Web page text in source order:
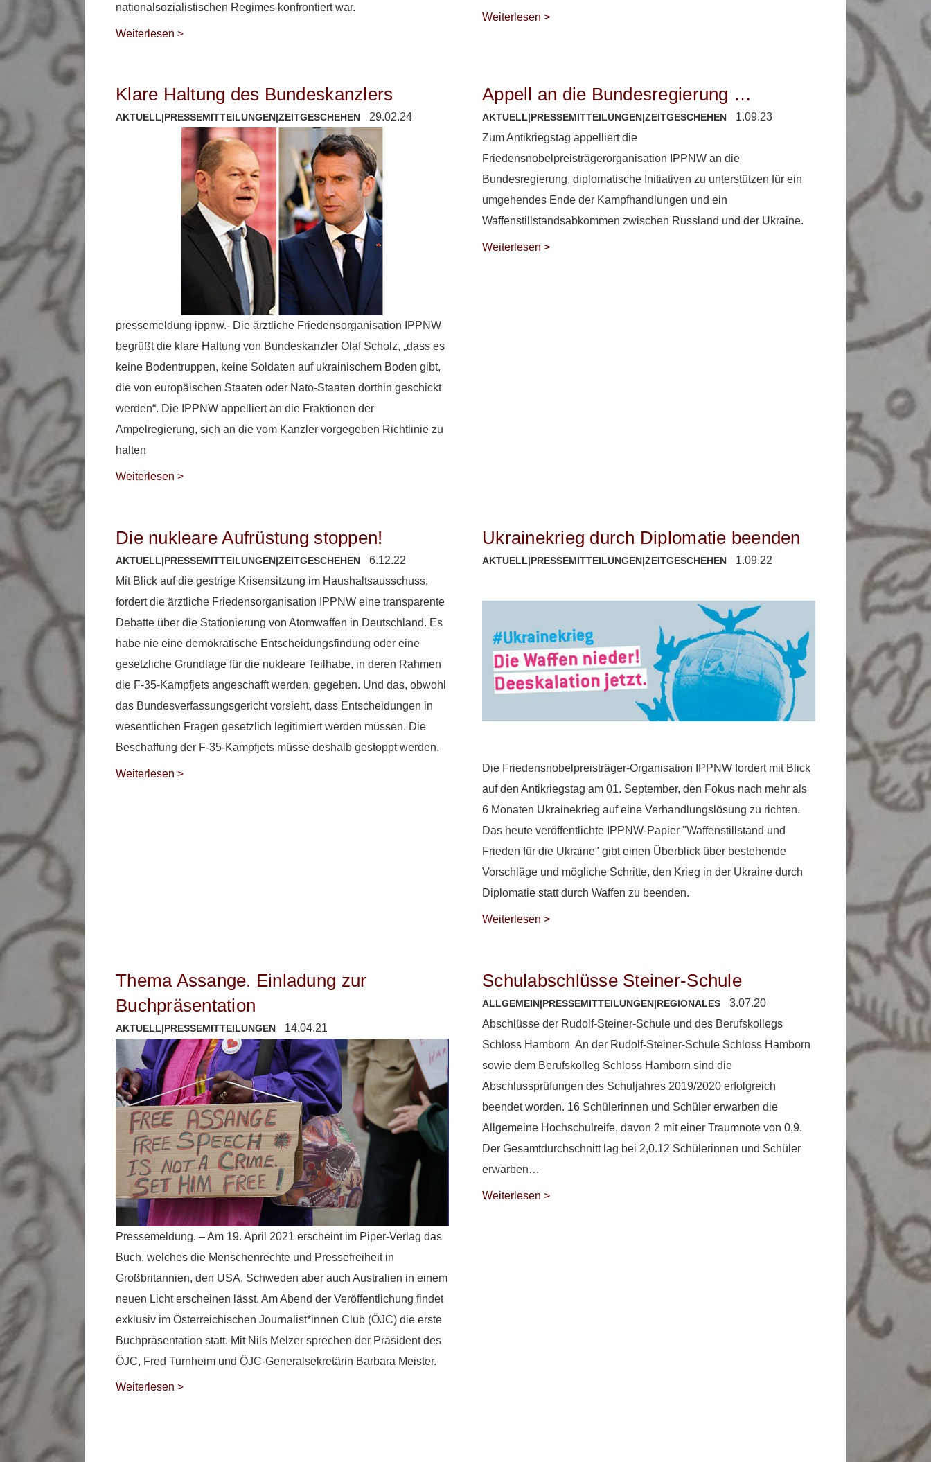
nationalsozialistischen Regimes konfrontiert war.
Weiterlesen >
Weiterlesen >
Klare Haltung des Bundeskanzlers
AKTUELL|PRESSEMITTEILUNGEN|ZEITGESCHEHEN 29.02.24
pressemeldung ippnw.- Die ärztliche Friedensorganisation IPPNW
begrüßt die klare Haltung von Bundeskanzler Olaf Scholz, „dass es
keine Bodentruppen, keine Soldaten auf ukrainischem Boden gibt,
die von europäischen Staaten oder Nato-Staaten dorthin geschickt
werden“. Die IPPNW appelliert an die Fraktionen der
Ampelregierung, sich an die vom Kanzler vorgegeben Richtlinie zu
halten
Weiterlesen >
Appell an die Bundesregierung …
AKTUELL|PRESSEMITTEILUNGEN|ZEITGESCHEHEN
1.09.23
Zum Antikriegstag appelliert die
Friedensnobelpreisträgerorganisation IPPNW an die
Bundesregierung, diplomatische Initiativen zu unterstützen für ein
umgehendes Ende der Kampfhandlungen und ein
Waffenstillstandsabkommen zwischen Russland und der Ukraine.
Weiterlesen >
Die nukleare Aufrüstung stoppen!
AKTUELL|PRESSEMITTEILUNGEN|ZEITGESCHEHEN
6.12.22
Mit Blick auf die gestrige Krisensitzung im Haushaltsausschuss,
fordert die ärztliche Friedensorganisation IPPNW eine transparente
Debatte über die Stationierung von Atomwaffen in Deutschland. Es
habe nie eine demokratische Entscheidungsfindung oder eine
gesetzliche Grundlage für die nukleare Teilhabe, in deren Rahmen
die F-35-Kampfjets angeschafft werden, gegeben. Und das, obwohl
das Bundesverfassungsgericht vorsieht, dass Entscheidungen in
wesentlichen Fragen gesetzlich legitimiert werden müssen. Die
Beschaffung der F-35-Kampfjets müsse deshalb gestoppt werden.
Weiterlesen >
Ukrainekrieg durch Diplomatie beenden
AKTUELL|PRESSEMITTEILUNGEN|ZEITGESCHEHEN 1.09.22
Die Friedensnobelpreisträger-Organisation IPPNW fordert mit Blick
auf den Antikriegstag am 01. September, den Fokus nach mehr als
6 Monaten Ukrainekrieg auf eine Verhandlungslösung zu richten.
Das heute veröffentlichte IPPNW-Papier "Waffenstillstand und
Frieden für die Ukraine" gibt einen Überblick über bestehende
Vorschläge und mögliche Schritte, den Krieg in der Ukraine durch
Diplomatie statt durch Waffen zu beenden.
Weiterlesen >
Thema Assange. Einladung zur
Buchpräsentation
AKTUELL|PRESSEMITTEILUNGEN 14.04.21
Pressemeldung. – Am 19. April 2021 erscheint im Piper-Verlag das
Buch, welches die Menschenrechte und Pressefreiheit in
Großbritannien, den USA, Schweden aber auch Australien in einem
neuen Licht erscheinen lässt. Am Abend der Veröffentlichung findet
exklusiv im Österreichischen Journalist*innen Club (ÖJC) die erste
Buchpräsentation statt. Mit Nils Melzer sprechen der Präsident des
ÖJC, Fred Turnheim und ÖJC-Generalsekretärin Barbara Meister.
Weiterlesen >
Schulabschlüsse Steiner-Schule
ALLGEMEIN|PRESSEMITTEILUNGEN|REGIONALES
3.07.20
Abschlüsse der Rudolf-Steiner-Schule und des Berufskollegs
Schloss Hamborn An der Rudolf-Steiner-Schule Schloss Hamborn
sowie dem Berufskolleg Schloss Hamborn sind die
Abschlussprüfungen des Schuljahres 2019/2020 erfolgreich
beendet worden. 16 Schülerinnen und Schüler erwarben die
Allgemeine Hochschulreife, davon 2 mit einer Traumnote von 0,9.
Der Gesamtdurchschnitt lag bei 2,0.12 Schülerinnen und Schüler
erwarben…
Weiterlesen >